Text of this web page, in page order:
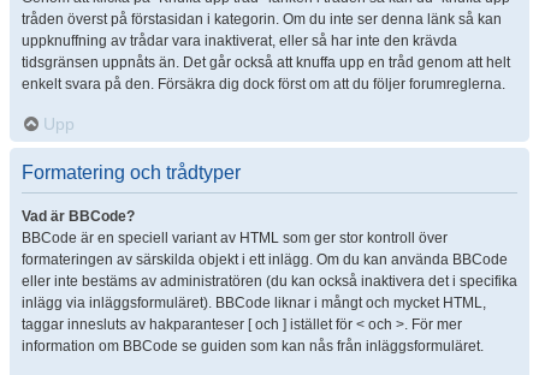
tråden överst på förstasidan i kategorin. Om du inte ser denna länk så kan
uppknuffning av trådar vara inaktiverat, eller så har inte den krävda
tidsgränsen uppnåts än. Det går också att knuffa upp en tråd genom att helt
enkelt svara på den. Försäkra dig dock först om att du följer forumreglerna.
Upp
Formatering och trådtyper
Vad är BBCode?
BBCode är en speciell variant av HTML som ger stor kontroll över
formateringen av särskilda objekt i ett inlägg. Om du kan använda BBCode
eller inte bestäms av administratören (du kan också inaktivera det i specifika
inlägg via inläggsformuläret). BBCode liknar i mångt och mycket HTML,
taggar innesluts av hakparanteser [ och ] istället för < och >. För mer
information om BBCode se guiden som kan nås från inläggsformuläret.